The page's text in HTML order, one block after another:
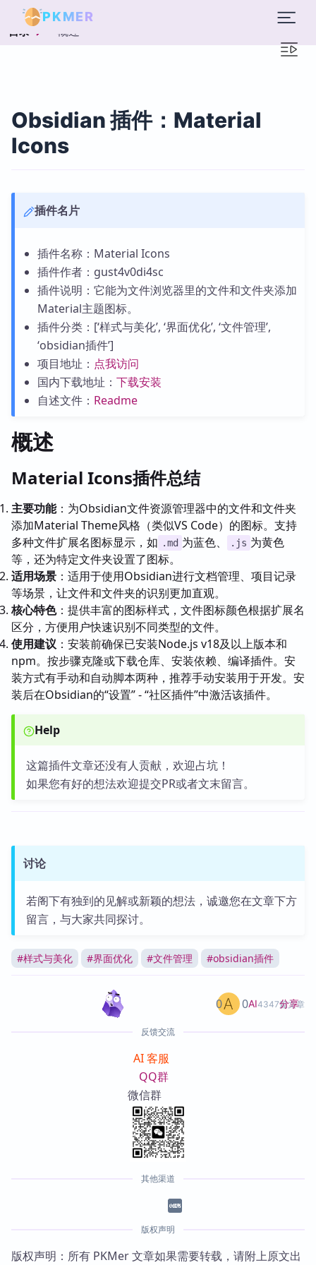
PKMER
目录 概述
Obsidian 插件：Material
Icons
插件名片
插件名称：Material Icons
插件作者：gust4v0di4sc
插件说明：它能为文件浏览器里的文件和文件夹添加
Material主题图标。
插件分类：[‘样式与美化’, ‘界面优化’, ‘文件管理’,
‘obsidian插件’]
项目地址： 点我访问
国内下载地址： 下载安装
自述文件： Readme
概述
Material Icons插件总结
主要功能：为Obsidian文件资源管理器中的文件和文件夹
添加Material Theme风格（类似VS Code）的图标。支持
多种文件扩展名图标显示，如 .md 为蓝色、 .js 为黄色
等，还为特定文件夹设置了图标。
适用场景 ：适用于使用Obsidian进行文档管理、项目记录
等场景，让文件和文件夹的识别更加直观。
核心特色：提供丰富的图标样式，文件图标颜色根据扩展名
区分，方便用户快速识别不同类型的文件。
使用建议 ：安装前确保已安装Node.js v18及以上版本和
npm。按步骤克隆或下载仓库、安装依赖、编译插件。安
装方式有手动和自动脚本两种，推荐手动安装用于开发。安
装后在Obsidian的“设置” - “社区插件”中激活该插件。
Help
这篇插件文章还没有人贡献，欢迎占坑！
如果您有好的想法欢迎提交PR或者文末留言。
讨论
若阁下有独到的见解或新颖的想法，诚邀您在文章下方
留言，与大家共同探讨。
#样式与美化 #界面优化 #文件管理 #obsidian插件
AI4347篇文章
0 0 分享
反馈交流
AI 客服
QQ群
微信群
其他渠道
版权声明
版权声明：所有 PKMer 文章如果需要转载，请附上原文出